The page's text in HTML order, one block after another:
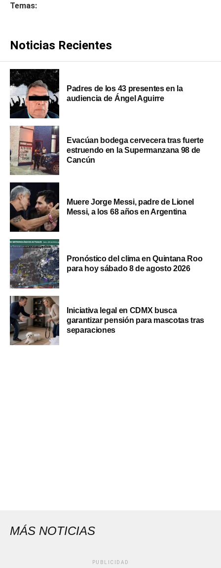
Temas:
Noticias Recientes
Padres de los 43 presentes en la
audiencia de Ángel Aguirre
Evacúan bodega cervecera tras fuerte
estruendo en la Supermanzana 98 de
Cancún
Muere Jorge Messi, padre de Lionel
Messi, a los 68 años en Argentina
Pronóstico del clima en Quintana Roo
para hoy sábado 8 de agosto 2026
Iniciativa legal en CDMX busca
garantizar pensión para mascotas tras
separaciones
MÁS NOTICIAS
PUBLICIDAD